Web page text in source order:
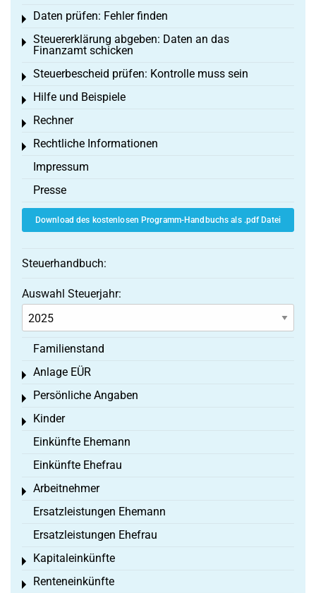
Daten prüfen: Fehler finden
Toggle menu
Steuererklärung abgeben: Daten an das
Finanzamt schicken
Toggle menu
Steuerbescheid prüfen: Kontrolle muss sein
Toggle menu
Hilfe und Beispiele
Toggle menu
Rechner
Toggle menu
Rechtliche Informationen
Toggle menu
Impressum
Presse
Download des kostenlosen Programm-Handbuchs als .pdf Datei
Steuerhandbuch:
Auswahl Steuerjahr:
Familienstand
Anlage EÜR
Toggle menu
Persönliche Angaben
Toggle menu
Kinder
Toggle menu
Einkünfte Ehemann
Einkünfte Ehefrau
Arbeitnehmer
Toggle menu
Ersatzleistungen Ehemann
Ersatzleistungen Ehefrau
Kapitaleinkünfte
Toggle menu
Renteneinkünfte
Toggle menu